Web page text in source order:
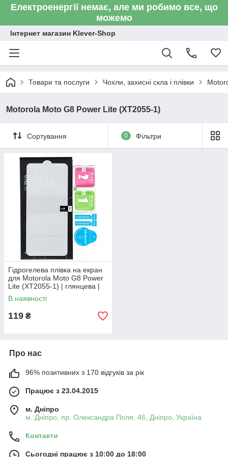
Електроенергії немає, але ми робимо все, що
можемо
Інтернет магазин Klever-Shop
Товари та послуги Чохли, захисні скла і плівки
Motorola Moto G8 Power Lite (XT2055-1)
Сортування 0 Фільтри
Гідрогелева плівка на екран
для Motorola Moto G8 Power
Lite (XT2055-1) | глянцева |
Epik
В наявності
119 ₴
Про нас
96% позитивних з 170 відгуків за рік
Працює з 23.04.2015
м. Дніпро
м. Дніпро, пр. Олександра Поля, 46, Дніпро, Україна
Контакти
Сьогодні працює з 10:00 до 18:00